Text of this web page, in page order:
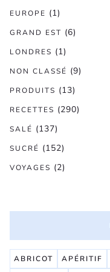
EUROPE (1)
GRAND EST (6)
LONDRES (1)
NON CLASSÉ (9)
PRODUITS (13)
RECETTES (290)
SALÉ (137)
SUCRÉ (152)
VOYAGES (2)
ABRICOT APÉRITIF